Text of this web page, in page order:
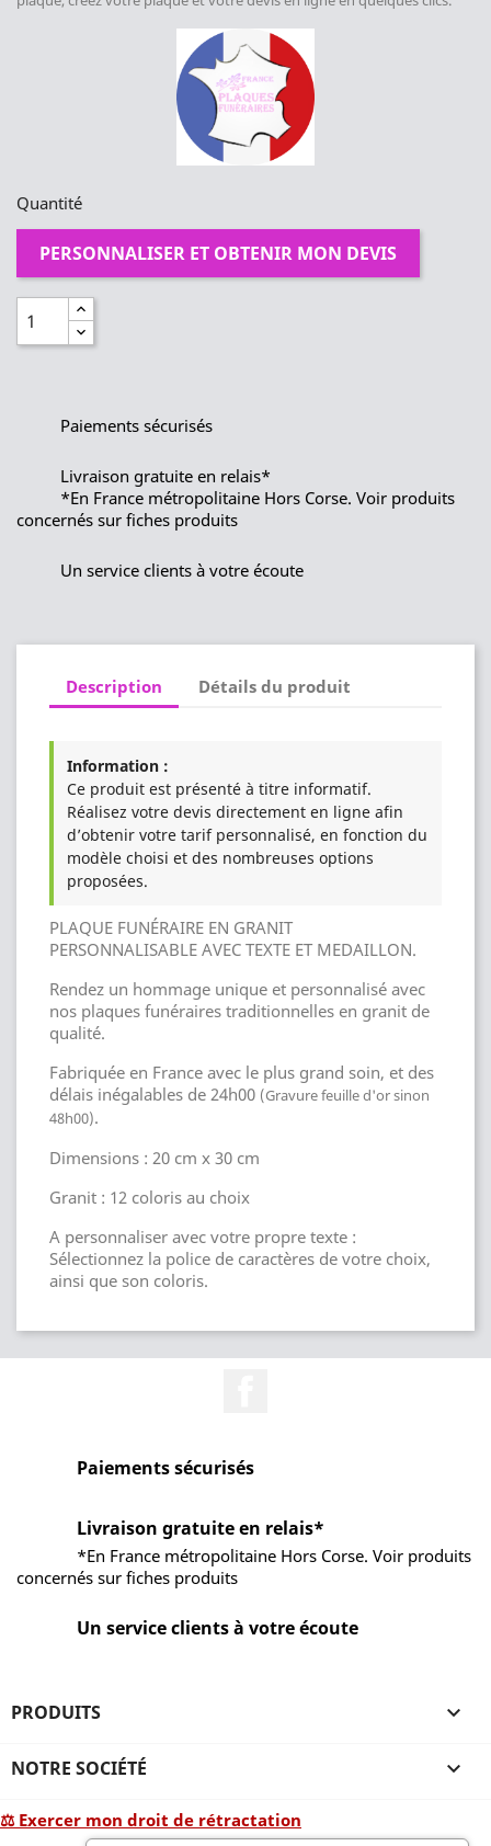
Quantité
PERSONNALISER ET OBTENIR MON DEVIS
Paiements sécurisés
Livraison gratuite en relais*
*En France métropolitaine Hors Corse. Voir produits
concernés sur fiches produits
Un service clients à votre écoute
Description Détails du produit
Information :
Ce produit est présenté à titre informatif.
Réalisez votre devis directement en ligne afin
d’obtenir votre tarif personnalisé, en fonction du
modèle choisi et des nombreuses options
proposées.
PLAQUE FUNÉRAIRE EN GRANIT
PERSONNALISABLE AVEC TEXTE ET MEDAILLON.
Rendez un hommage unique et personnalisé avec
nos plaques funéraires traditionnelles en granit de
qualité.
Fabriquée en France avec le plus grand soin, et des
délais inégalables de 24h00 (Gravure feuille d'or sinon
48h00).
Dimensions : 20 cm x 30 cm
Granit : 12 coloris au choix
A personnaliser avec votre propre texte :
Sélectionnez la police de caractères de votre choix,
ainsi que son coloris.
Paiements sécurisés
Livraison gratuite en relais*
*En France métropolitaine Hors Corse. Voir produits
concernés sur fiches produits
Un service clients à votre écoute
PRODUITS 
NOTRE SOCIÉTÉ 
⚖ Exercer mon droit de rétractation